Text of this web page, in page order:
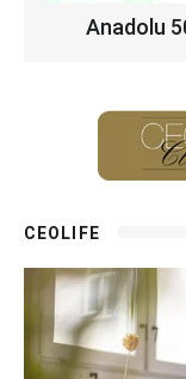
Anadolu
CEOLIFE